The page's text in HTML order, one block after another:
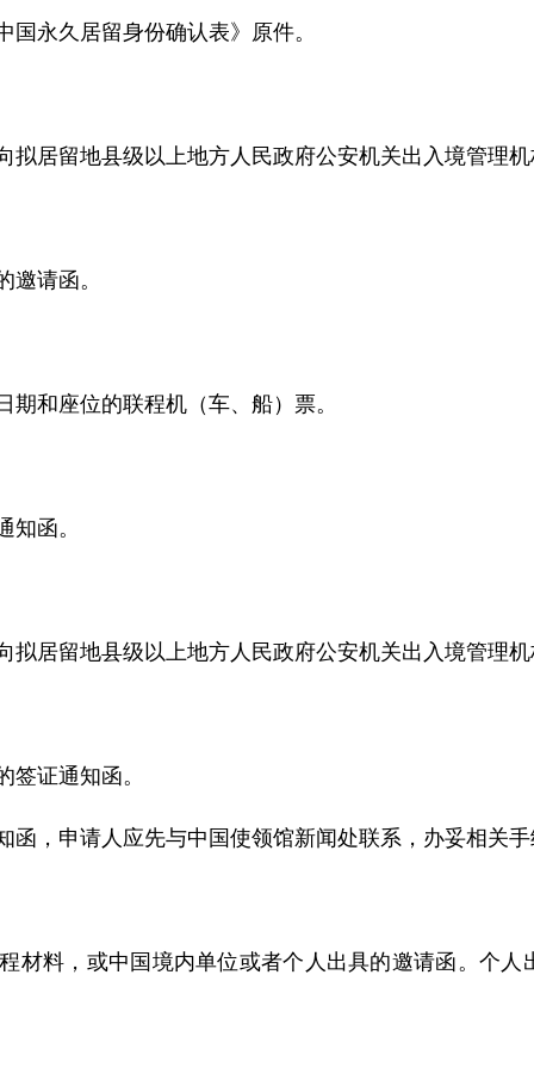
永久居留身份确认表》原件。
拟居留地县级以上地方人民政府公安机关出入境管理
邀请函。
和座位的联程机（车、船）票。
知函。
拟居留地县级以上地方人民政府公安机关出入境管理
签证通知函。
函 ， 申请人应先与中国使领馆新闻处联系，办妥相关
材料，或中国境内单位或者个人出具的邀请函。个人